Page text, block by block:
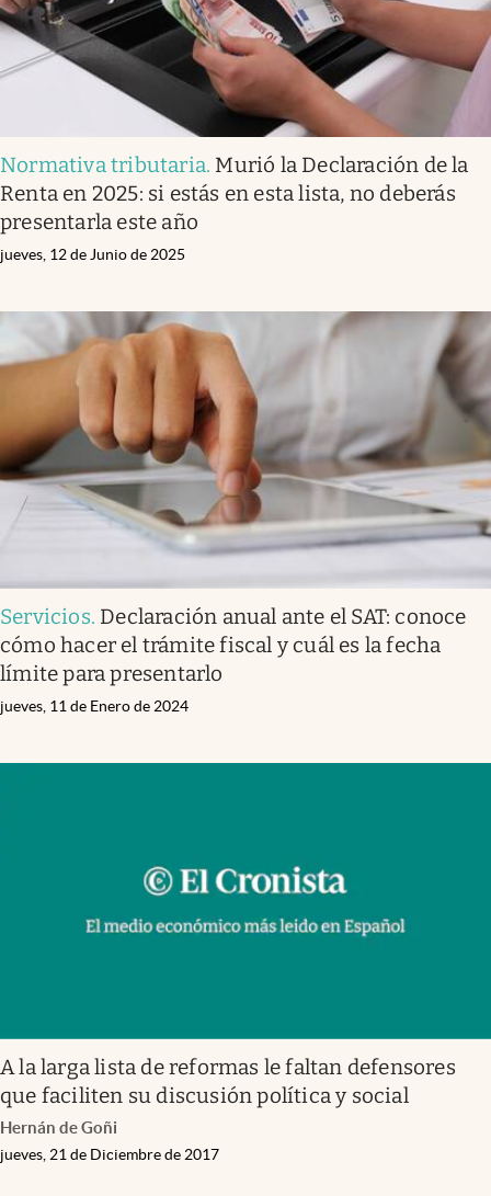
Normativa tributaria. Murió la Declaración de la
Renta en 2025: si estás en esta lista, no deberás
presentarla este año
jueves, 12 de Junio de 2025
Servicios. Declaración anual ante el SAT: conoce
cómo hacer el trámite fiscal y cuál es la fecha
límite para presentarlo
jueves, 11 de Enero de 2024
A la larga lista de reformas le faltan defensores
que faciliten su discusión política y social
Hernán de Goñi
jueves, 21 de Diciembre de 2017